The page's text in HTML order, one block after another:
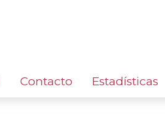
Contacto Estadísticas